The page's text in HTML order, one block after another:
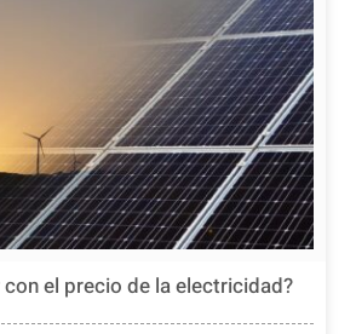
con el precio de la electricidad?